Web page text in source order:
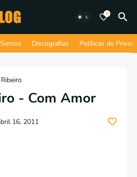
0
Discografias Políticas de
- Com Amor
16, 2011